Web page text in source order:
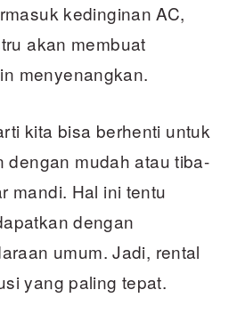
kedinginan AC,
akan membuat
menyenangkan.
kita bisa berhenti untuk
dengan mudah atau tiba-
mandi. Hal ini tentu
dengan
umum. Jadi, rental
yang paling tepat.